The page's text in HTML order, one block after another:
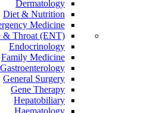
Dermatology
Diet & Nutrition
Medicine
& Throat (ENT)
Endocrinology
Family Medicine
Gastroenterology
General Surgery
Gene Therapy
Hepatobiliary
Haematology